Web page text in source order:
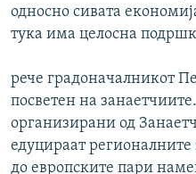
односно сивата
тука има целосна
рече градоначалникот
посветен на
организирани од
едуцираат регионалните
до европските пари